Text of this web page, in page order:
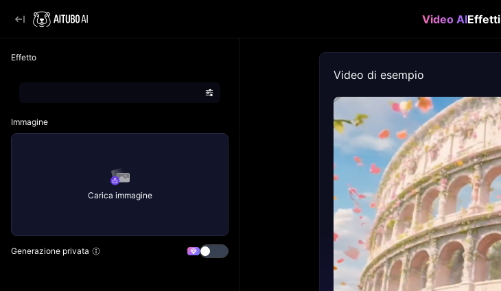
Video AIEffetti
Effetto
Immagine
Carica immagine
Generazione privata
Video di esempio